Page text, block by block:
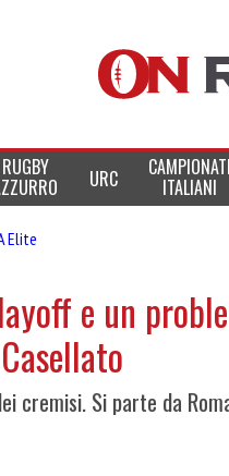
RUGBY URC CAMPIONATI
ITALIANI
Elite
e un
cremisi. Si parte da